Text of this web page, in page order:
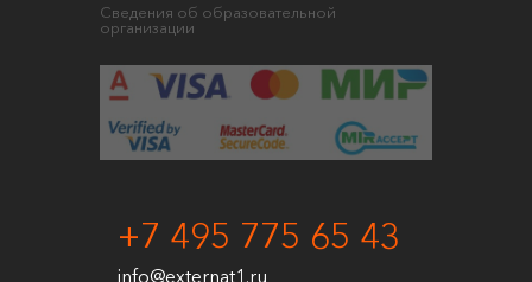
Сведения об образовательной
организации
+7 495 775 65 43
info@externat1.ru